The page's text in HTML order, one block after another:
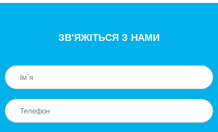
ЗВ'ЯЖІТЬСЯ З НАМИ